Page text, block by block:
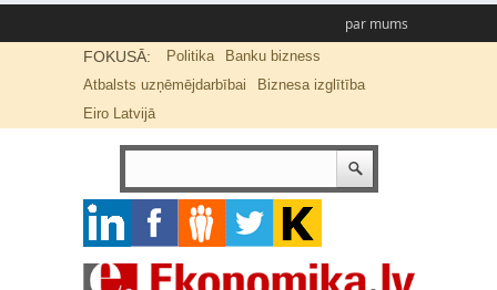
par mums
FOKUSĀ: Politika
Banku bizness
Atbalsts uzņēmējdarbībai
Biznesa izglītība
Eiro Latvijā